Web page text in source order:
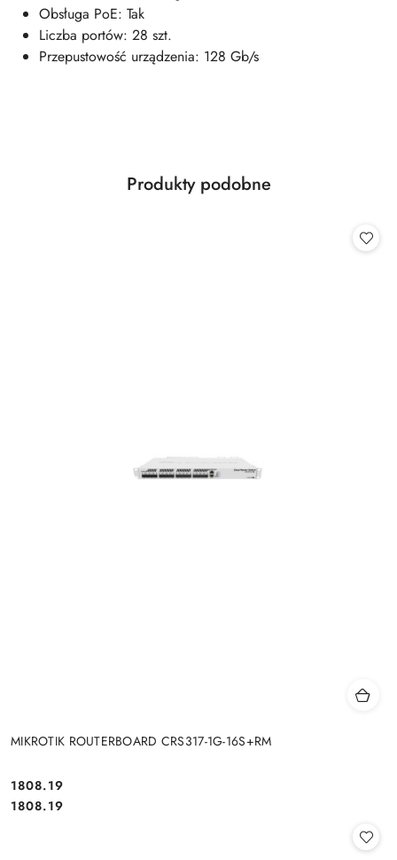
Obsługa PoE: Tak
Liczba portów: 28 szt.
Przepustowość urządzenia: 128 Gb/s
Pomiń karuzelę produktów
Produkty
Produkty podobne
MIKROTIK ROUTERBOARD CRS317-1G-16S+RM
Cena:
1808.19
Cena:
1808.19